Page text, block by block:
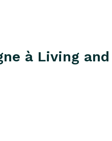
à Living and